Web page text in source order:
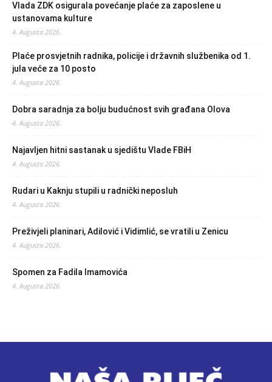
Vlada ZDK osigurala povećanje plaće za zaposlene u
ustanovama kulture
4. Augusta 2026.
Plaće prosvjetnih radnika, policije i državnih službenika od 1.
jula veće za 10 posto
4. Augusta 2026.
Dobra saradnja za bolju budućnost svih građana Olova
4. Augusta 2026.
Najavljen hitni sastanak u sjedištu Vlade FBiH
4. Augusta 2026.
Rudari u Kaknju stupili u radnički neposluh
4. Augusta 2026.
Preživjeli planinari, Adilović i Vidimlić, se vratili u Zenicu
4. Augusta 2026.
Spomen za Fadila Imamovića
4. Augusta 2026.